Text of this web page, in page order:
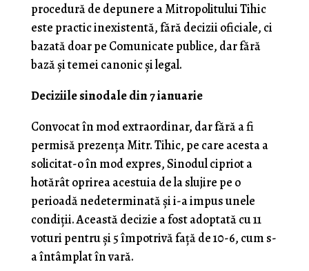
procedură de depunere a Mitropolitului Tihic
este practic inexistentă, fără decizii oficiale, ci
bazată doar pe Comunicate publice, dar fără
bază și temei canonic și legal.
Deciziile sinodale din 7 ianuarie
Convocat în mod extraordinar, dar fără a fi
permisă prezența Mitr. Tihic, pe care acesta a
solicitat-o în mod expres, Sinodul cipriot a
hotărât oprirea acestuia de la slujire pe o
perioadă nedeterminată și i-a impus unele
condiții. Această decizie a fost adoptată cu 11
voturi pentru și 5 împotrivă față de 10-6, cum s-
a întâmplat în vară.